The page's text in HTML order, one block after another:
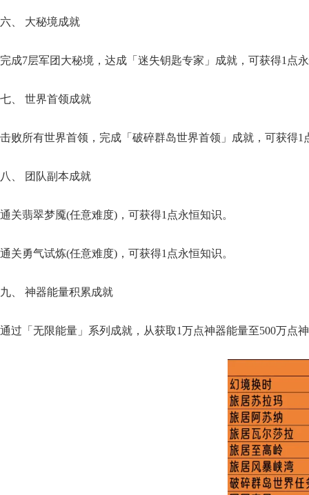
​六、 大秘境成就​
完成7层军团大秘境，达成「迷失钥匙专家」成就，可获得1点
​七、 世界首领成就​
击败所有世界首领，完成「破碎群岛世界首领」成就，可获得1
​八、 团队副本成就​
通关翡翠梦魇(任意难度)，可获得1点永恒知识。
通关勇气试炼(任意难度)，可获得1点永恒知识。
​九、 神器能量积累成就​
通过「无限能量」系列成就，从获取1万点神器能量至500万点